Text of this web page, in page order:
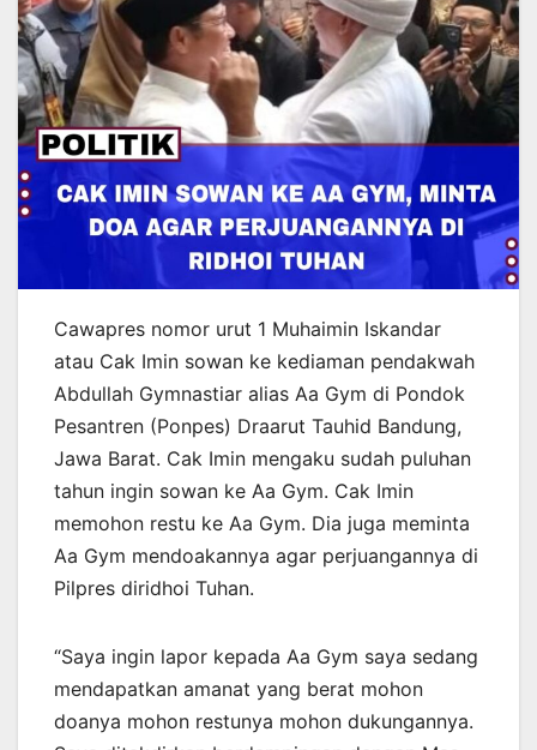
Cawapres nomor urut 1 Muhaimin Iskandar
atau Cak Imin sowan ke kediaman pendakwah
Abdullah Gymnastiar alias Aa Gym di Pondok
Pesantren (Ponpes) Draarut Tauhid Bandung,
Jawa Barat. Cak Imin mengaku sudah puluhan
tahun ingin sowan ke Aa Gym. Cak Imin
memohon restu ke Aa Gym. Dia juga meminta
Aa Gym mendoakannya agar perjuangannya di
Pilpres diridhoi Tuhan.
“Saya ingin lapor kepada Aa Gym saya sedang
mendapatkan amanat yang berat mohon
doanya mohon restunya mohon dukungannya.